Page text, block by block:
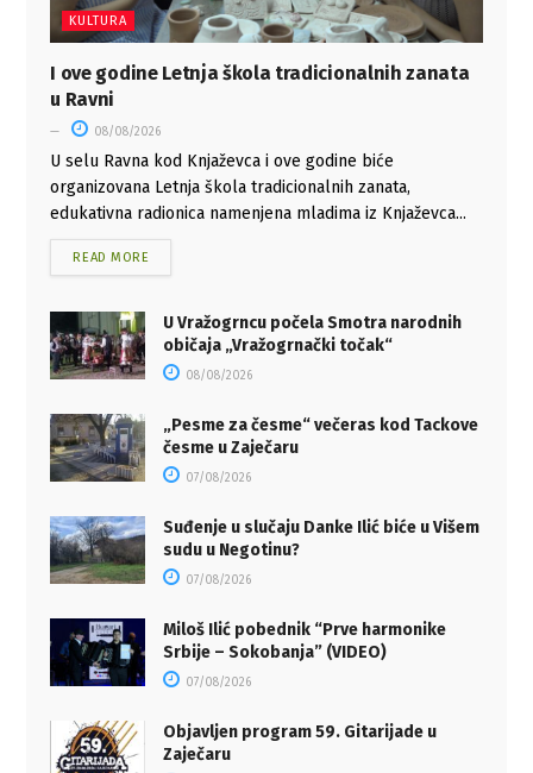
KULTURA
I ove godine Letnja škola tradicionalnih zanata
u Ravni
08/08/2026
U selu Ravna kod Knjaževca i ove godine biće
organizovana Letnja škola tradicionalnih zanata,
edukativna radionica namenjena mladima iz Knjaževca...
READ MORE
U Vražogrncu počela Smotra narodnih
običaja „Vražogrnački točak“
08/08/2026
„Pesme za česme“ večeras kod Tackove
česme u Zaječaru
07/08/2026
Suđenje u slučaju Danke Ilić biće u Višem
sudu u Negotinu?
07/08/2026
Miloš Ilić pobednik “Prve harmonike
Srbije – Sokobanja” (VIDEO)
07/08/2026
Objavljen program 59. Gitarijade u
Zaječaru